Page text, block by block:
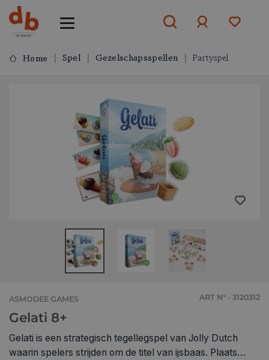
ofaanmelden
Home Spel Gezelschapsspellen Partyspel
ASMODEE GAMES ART N° - 3120312
Gelati 8+
Gelati is een strategisch tegellegspel van Jolly Dutch
waarin spelers strijden om de titel van ijsbaas. Plaats